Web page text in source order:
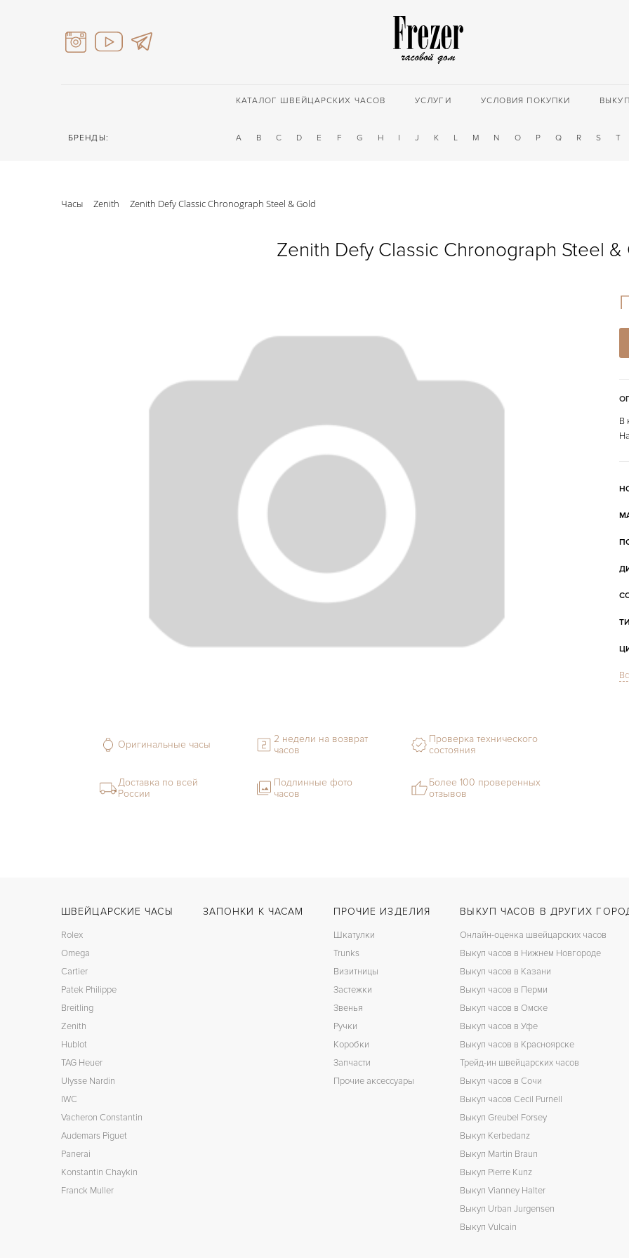
КАТАЛОГ ШВЕЙЦАРСКИХ ЧАСОВ УСЛУГИ УСЛОВИЯ ПОКУПКИ ВЫКУП
БРЕНДЫ: A B C D E F G H I J K L M N O P Q R S T
Часы Zenith Zenith Defy Classic Chronograph Steel & Gold
Zenith Defy Classic Chronograph Steel &
В
Оригинальные часы
2 недели на возврат
часов
Проверка технического
состояния
Доставка по всей
России
Подлинные фото
часов
Более 100 проверенных
отзывов
ШВЕЙЦАРСКИЕ ЧАСЫ
Rolex
Omega
Cartier
Patek Philippe
Breitling
Zenith
Hublot
TAG Heuer
Ulysse Nardin
IWC
Vacheron Constantin
Audemars Piguet
Panerai
Konstantin Chaykin
Franck Muller
ЗАПОНКИ К ЧАСАМ ПРОЧИЕ ИЗДЕЛИЯ
Шкатулки
Trunks
Визитницы
Застежки
Звенья
Ручки
Коробки
Запчасти
Прочие аксессуары
ВЫКУП ЧАСОВ В ДРУГИХ
Онлайн-оценка швейцарских часов
Выкуп часов в Нижнем Новгороде
Выкуп часов в Казани
Выкуп часов в Перми
Выкуп часов в Омске
Выкуп часов в Уфе
Выкуп часов в Красноярске
Трейд-ин швейцарских часов
Выкуп часов в Сочи
Выкуп часов Cecil Purnell
Выкуп Greubel Forsey
Выкуп Kerbedanz
Выкуп Martin Braun
Выкуп Pierre Kunz
Выкуп Vianney Halter
Выкуп Urban Jurgensen
Выкуп Vulcain